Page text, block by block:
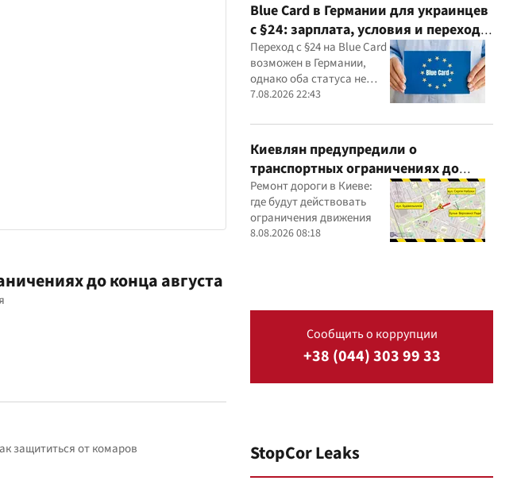
до конца августа
защититься от комаров
Blue Card в Германии для украинцев
с §24: зарплата, условия и переход в
2026 году
Переход с §24 на Blue Card
возможен в Германии,
однако оба статуса не
могут действовать
7.08.2026 22:43
Киевлян предупредили о
транспортных ограничениях до
конца августа
Ремонт дороги в Киеве:
где будут действовать
ограничения движения
8.08.2026 08:18
Сообщить о коррупции
+38 (044) 303 99 33
StopCor Leaks